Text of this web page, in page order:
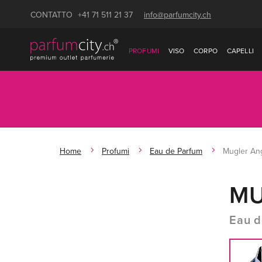
CONTATTO +41 71 511 21 37 info@parfumcity.ch
PROFUMI VISO CORPO CAPELLI
Home Profumi Eau de Parfum Mugler
Eau